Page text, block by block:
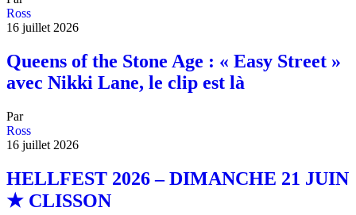
Ross
16 juillet 2026
Queens of the Stone Age : « Easy Street »
avec Nikki Lane, le clip est là
Par
Ross
16 juillet 2026
HELLFEST 2026 – DIMANCHE 21 JUIN
★ CLISSON